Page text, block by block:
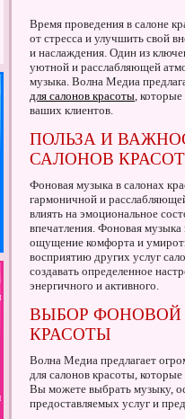
Время проведения в салоне
от стресса и улучшить свой
и наслаждения. Один из
уютной и расслабляющей
музыка. Волна Медиа
для салонов красоты, которые
ваших клиентов.
ПОЛЬЗА И
САЛОНОВ
Фоновая музыка в салонах
гармоничной и
влиять на эмоциональное
впечатления. Фоновая музыка
ощущение комфорта и
восприятию других услуг
создавать определенное
энергичного и активного.
ВЫБОР
КРАСОТЫ
Волна Медиа предлагает
для салонов красоты,
Вы можете выбрать музыку,
предоставляемых услуг и